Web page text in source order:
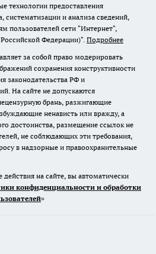
технологии предоставления
систематизации и анализа сведений,
пользователей сети "Интернет",
Федерации)". Подробнее
за собой право модерировать
сохранения конструктивности
законодательства РФ и
На сайте не допускаются
брань, разжигающие
ненависть или вражду, а
достоинства, размещение ссылок не
не соблюдающих эти требования,
в надзорные и правоохранительные
на сайте, вы автоматически
конфиденциальности и обработки
»